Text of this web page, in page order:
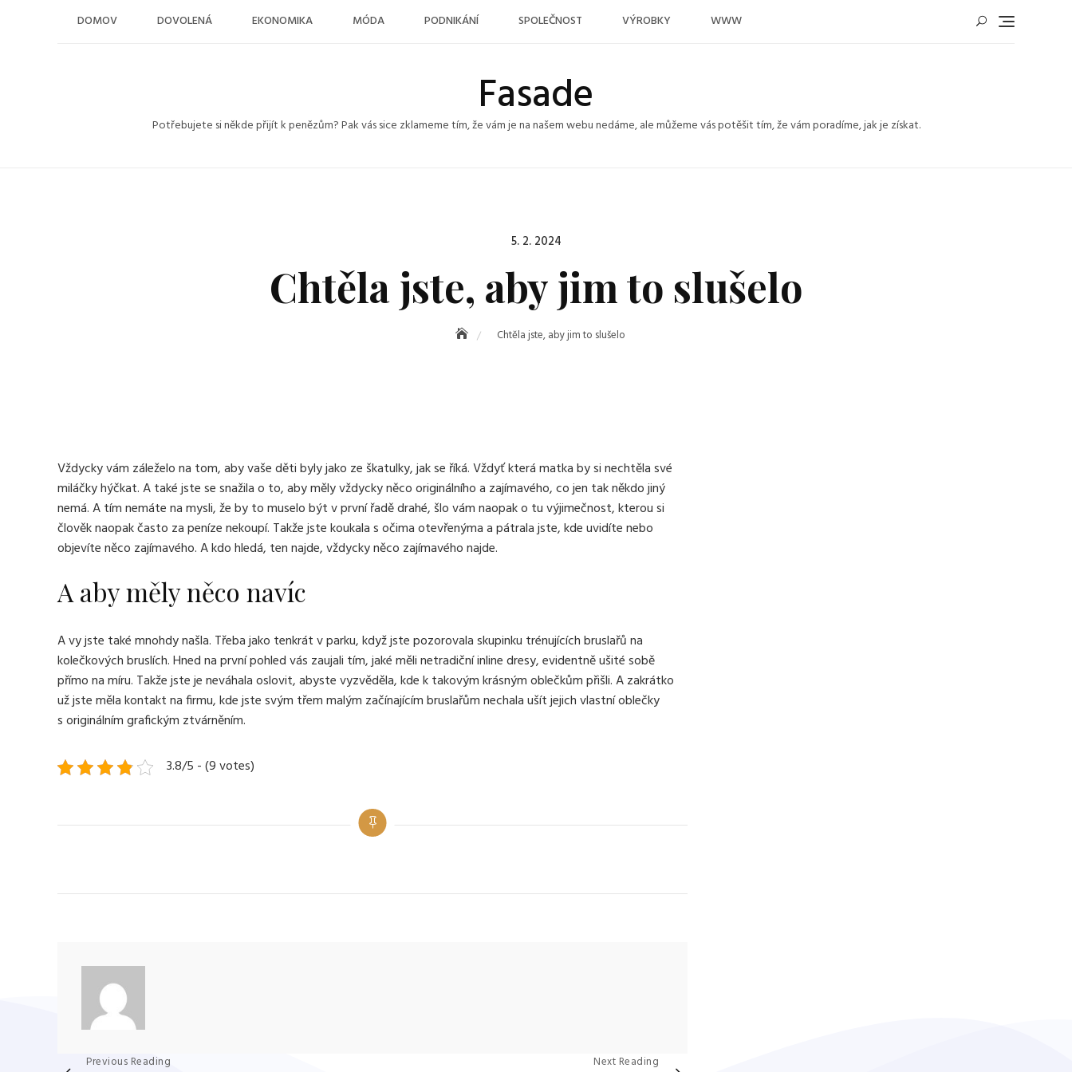
DOMOV DOVOLENÁ EKONOMIKA MÓDA PODNIKÁNÍ SPOLEČNOST VÝROBKY WWW
Fasade
Potřebujete si někde přijít k penězům? Pak vás sice zklameme tím, že vám je na našem webu nedáme, ale můžeme vás potěšit tím, že vám poradíme, jak je získat.
Posted
5. 2. 2024
Chtěla jste, aby jim to slušelo
Chtěla jste, aby jim to slušelo
Vždycky vám záleželo na tom, aby vaše děti byly jako ze škatulky, jak se říká. Vždyť která matka by si nechtěla své
miláčky hýčkat. A také jste se snažila o to, aby měly vždycky něco originálního a zajímavého, co jen tak někdo jiný
nemá. A tím nemáte na mysli, že by to muselo být v první řadě drahé, šlo vám naopak o tu výjimečnost, kterou si
člověk naopak často za peníze nekoupí. Takže jste koukala s očima otevřenýma a pátrala jste, kde uvidíte nebo
objevíte něco zajímavého. A kdo hledá, ten najde, vždycky něco zajímavého najde.
A aby měly něco navíc
A vy jste také mnohdy našla. Třeba jako tenkrát v parku, když jste pozorovala skupinku trénujících bruslařů na
kolečkových bruslích. Hned na první pohled vás zaujali tím, jaké měli netradičníinline dresy, evidentně ušité sobě
přímo na míru. Takže jste je neváhala oslovit, abyste vyzvěděla, kde k takovým krásným oblečkům přišli. A zakrátko
už jste měla kontakt na firmu, kde jste svým třem malým začínajícím bruslařům nechala ušít jejich vlastní oblečky
s originálním grafickým ztvárněním.
3.8/5 - (9 votes)
Previous Reading Next Reading